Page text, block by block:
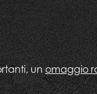
un omaggio